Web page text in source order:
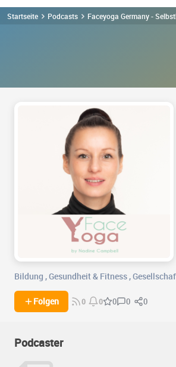
Startseite Podcasts Faceyoga Germany -
Bildung ,Gesundheit & Fitness ,
Folgen 0 0 0 0 0
Podcaster